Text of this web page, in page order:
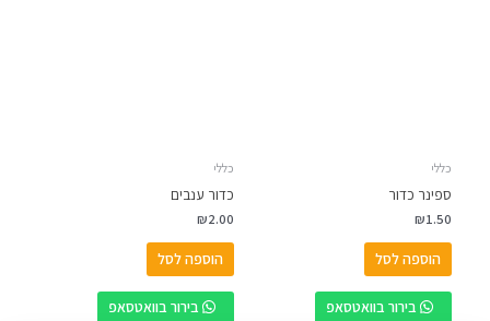
כללי
ספינר כדור
₪1.50
הוספה לסל
בירור בוואטסאפ
כללי
כדור ענבים
₪2.00
הוספה לסל
בירור בוואטסאפ